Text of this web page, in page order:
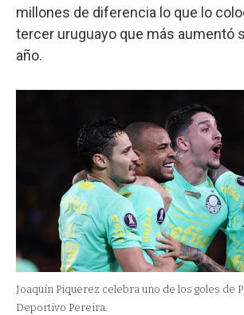
millones de diferencia lo que lo
tercer uruguayo que más aumentó
año.
Joaquín Piquerez celebra uno de los goles de
Deportivo Pereira.